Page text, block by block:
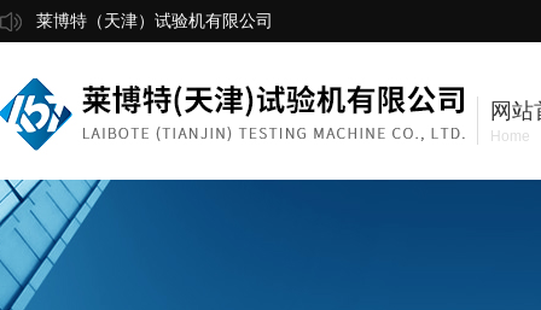
莱博特（天津）试验机有限公司
网站
Home